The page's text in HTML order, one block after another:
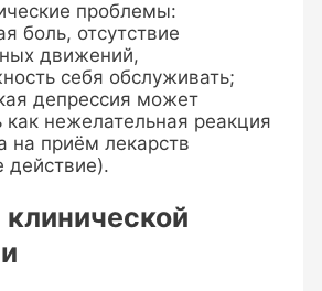
проблемы:
боль, отсутствие
движений,
себя обслуживать;
депрессия может
как нежелательная реакция
на приём лекарств
действие).